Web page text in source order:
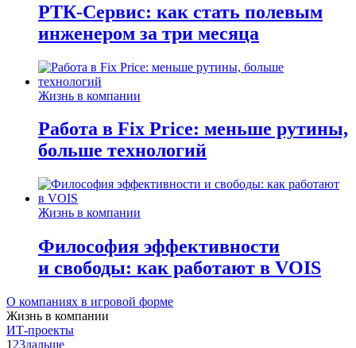
РТК-Сервис: как стать полевым
инженером за три месяца
Жизнь в компании
Работа в Fix Price: меньше рутины,
больше технологий
Жизнь в компании
Философия эффективности
и свободы: как работают в VOIS
О компаниях в игровой форме
Жизнь в компании
ИТ-проекты
1 23дальше